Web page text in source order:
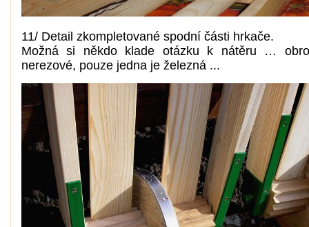
11/ Detail zkompletované spodní části hrkače.
Možná si někdo klade otázku k nátěru …
nerezové, pouze jedna je železná ...